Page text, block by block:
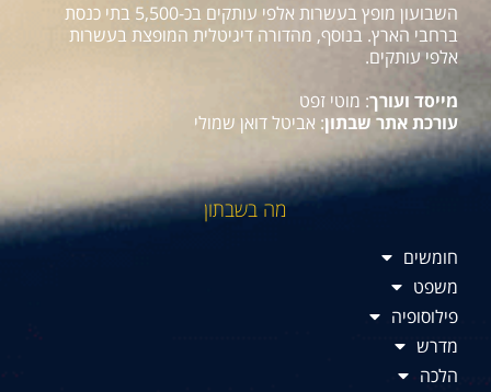
השבועון מופץ בעשרות אלפי עותקים בכ-5,500 בתי כנסת
ברחבי הארץ. בנוסף, מהדורה דיגיטלית המופצת בעשרות
אלפי עותקים.
מייסד ועורך: מוטי זפט
עורכת אתר שבתון: אביטל דואן שמולי
מה בשבתון
חומשים
משפט
פילוסופיה
מדרש
הלכה